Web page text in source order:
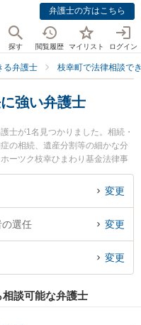
弁護士の方はこちら
探す 閲覧履歴 マイリスト ログイン
る弁護士 枝幸町で法律相談で
強い弁護士
士が1名見つかりました。相続・
の相続、遺産分割等の細かな分
ーツク枝幸ひまわり基金法律事
護士費用、強みなどが注目され
言執行者の選任のトラブルを今
でお困りの相談者さんにおすす
変更
選任 変更
変更
談可能な弁護士